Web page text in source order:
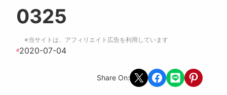
0325
※当サイトは、アフィリエイト広告を利用しています
#2020-07-04
Share On: Share on X Share on Facebook
Share on LINEShare on